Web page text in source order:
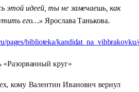
этой идеей, ты не замечаешь, как
его…» Ярослава Танькова.
pages/biblioteka/
круг»
кому Валентин Иванович вернул